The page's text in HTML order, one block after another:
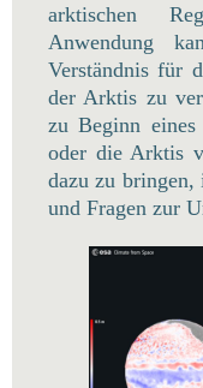
arktischen
Anwendung
Verständnis für
der Arktis zu
zu Beginn
oder die Arktis
dazu zu bringen,
und Fragen zur